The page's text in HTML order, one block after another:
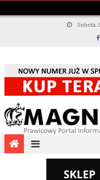
Sobota,